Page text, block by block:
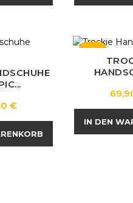
€
NEU
Preis
IN DEN